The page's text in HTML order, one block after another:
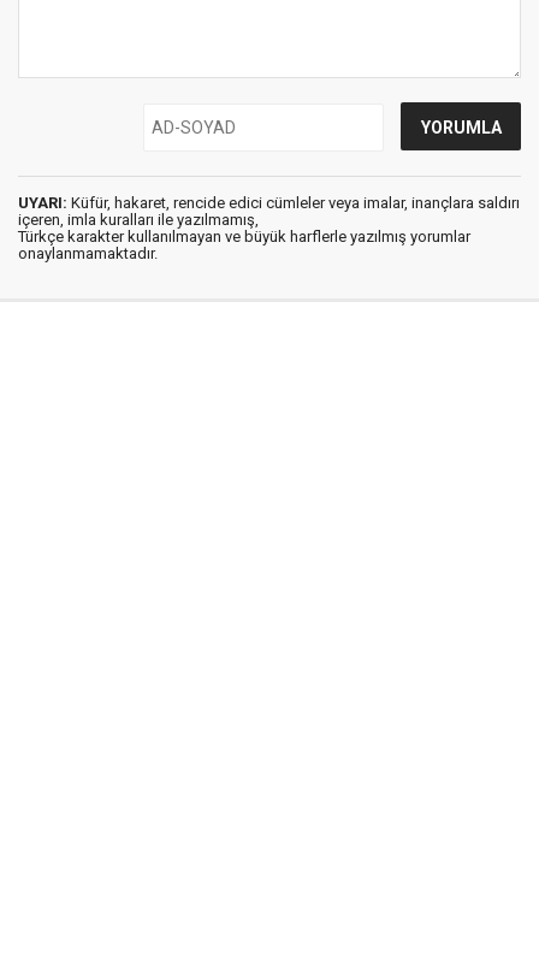
UYARI: Küfür, hakaret, rencide edici cümleler veya imalar, inançlara saldırı
içeren, imla kuralları ile yazılmamış,
Türkçe karakter kullanılmayan ve büyük harflerle yazılmış yorumlar
onaylanmamaktadır.